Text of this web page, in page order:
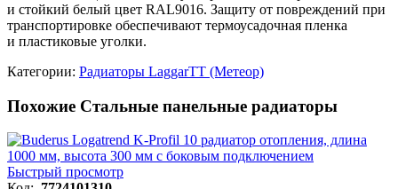
и стойкий белый цвет RAL9016. Защиту от повреждений при
транспортировке обеспечивают термоусадочная пленка
и пластиковые уголки.
Категории: Радиаторы LaggarTT (Метеор)
Похожие Стальные панельные радиаторы
Быстрый просмотр